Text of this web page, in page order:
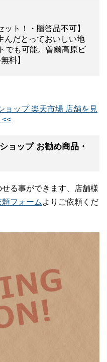
ト！・贈答品不可】
んだとっておいしい地
でも可能。曽爾高原ビ
料】
ップ 楽天市場 店舗を見
<<
ョップ お勧め商品・
る事ができます、店舗様
フォーム よりご依頼くだ